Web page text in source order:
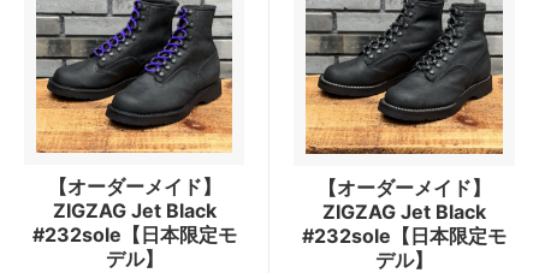
【オーダーメイド】
ZIGZAG Jet Black
#232sole【日本限定モ
デル】
【オーダーメイド】
ZIGZAG Jet Black
#232sole【日本限定モ
デル】